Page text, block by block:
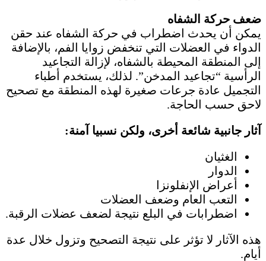
ضعف حركة الشفاه
يمكن أن يحدث اضطراب في حركة الشفاه عند حقن
الدواء في العضلات التي تنخفض زوايا الفم، بالإضافة
إلى المنطقة المحيطة بالشفاه، لإزالة التجاعيد
الرأسية “تجاعيد المدخن”. لذلك، يستخدم أطباء
التجميل عادة جرعات صغيرة لهذه المنطقة مع تصحيح
لاحق حسب الحاجة.
آثار جانبية شائعة أخرى، ولكن نسبيا آمنة:
الغثيان
الدوار
أعراض الإنفلونزا
التعب العام وضعف العضلات
اضطرابات في البلع نتيجة لضعف عضلات الرقبة.
هذه الآثار لا تؤثر على نتيجة التصحيح وتزول خلال عدة
أيام.